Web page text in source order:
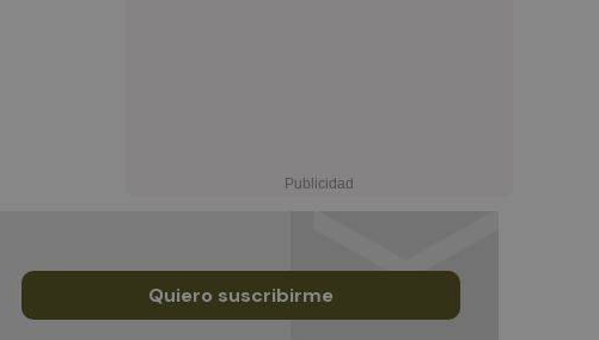
Quiero suscribirme